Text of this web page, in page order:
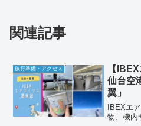
関連記事
旅行準備・アクセス
【
仙台空
翼」
IBEXエ
物、機内